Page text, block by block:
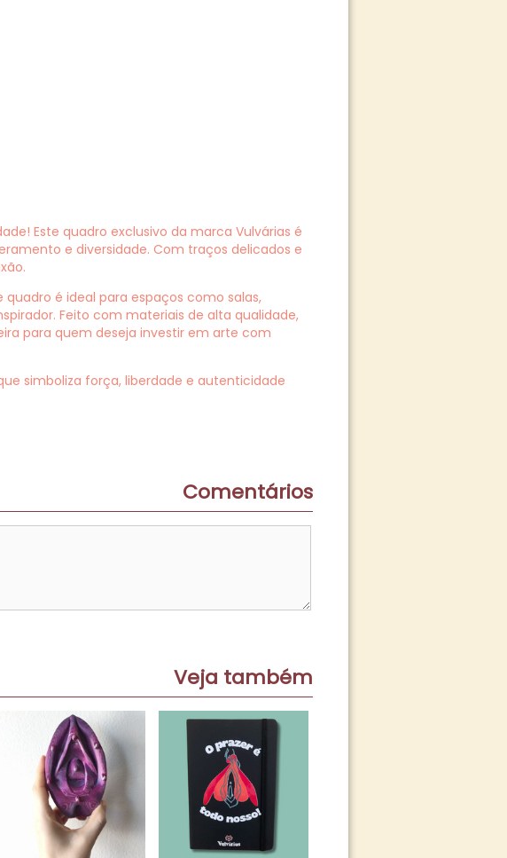
Este quadro exclusivo da marca Vulvárias é
e diversidade. Com traços delicados e
é ideal para espaços como salas,
Feito com materiais de alta qualidade,
para quem deseja investir em arte com
simboliza força, liberdade e autenticidade
Comentários
Veja também